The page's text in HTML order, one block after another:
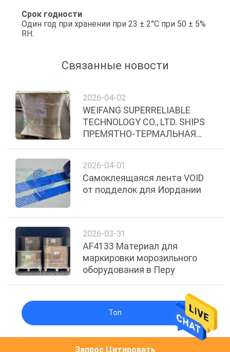
Срок годности
Один год при хранении при 23 ± 2°C при 50 ± 5%
RH.
Связанные новости
2026-04-02
WEIFANG SUPERRELIABLE
TECHNOLOGY CO., LTD. SHIPS
ПРЕМЯТНО-ТЕРМАЛЬНАЯ
ЭКВАДОРУ
2026-04-01
Самоклеящаяся лента VOID
от подделок для Иордании
2026-03-31
AF4133 Материал для
маркировки морозильного
оборудования в Перу
Топ
Запрос Цитировать